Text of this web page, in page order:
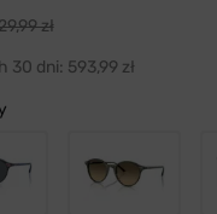
zł
30 dni: 593,99 zł